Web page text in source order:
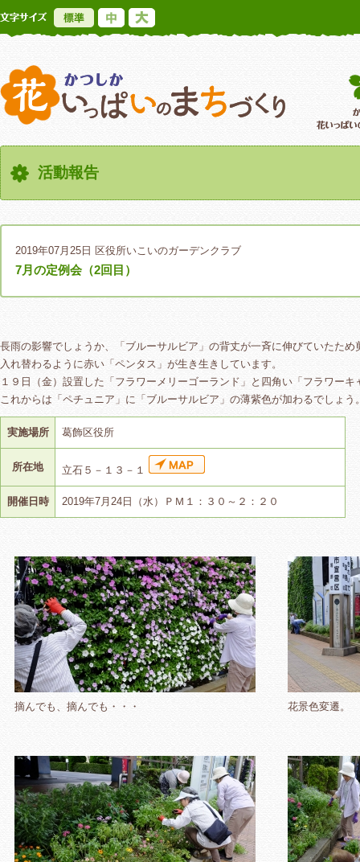
標準
かつしか花い
活動報告
2019年07月25日 区役所いこいのガーデンクラブ
7月の定例会（2回目）
長雨の影響でしょうか、「ブルーサルビア」の背丈が一斉に伸びていたため
入れ替わるように赤い「ペンタス」が生き生きしています。
１９日（金）設置した「フラワーメリーゴーランド」と四角い「フラワー
これからは「ペチュニア」に「ブルーサルビア」の薄紫色が加わるでしょう
実施場所 葛飾区役所
所在地 立石５－１３－１
開催日時 2019年7月24日（水）ＰＭ１：３０～２：２０
摘んでも、摘んでも・・・ 花景色変遷。